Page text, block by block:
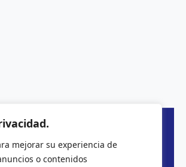
mejorar su experiencia de
o contenidos